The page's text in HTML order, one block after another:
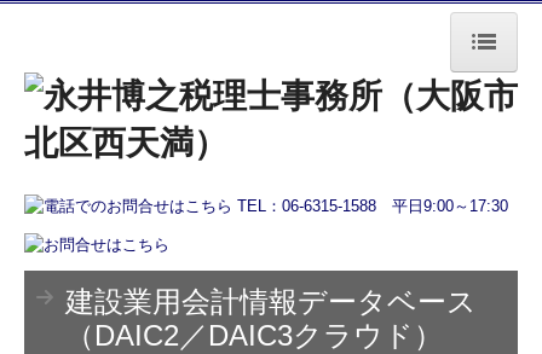
トップページ
事務所案内
経営者の方へ
業務フロー
建設業用会計情報データベース
（DAIC2／DAIC3クラウド）